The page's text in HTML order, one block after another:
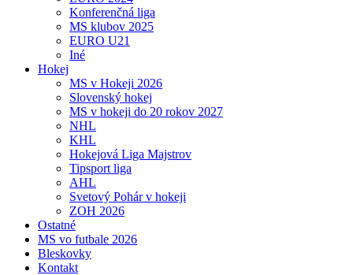
Konferenčná liga
MS klubov 2025
EURO U21
Iné
Hokej
MS v Hokeji 2026
Slovenský hokej
MS v hokeji do 20 rokov 2027
NHL
KHL
Hokejová Liga Majstrov
Tipsport liga
AHL
Svetový Pohár v hokeji
ZOH 2026
Ostatné
MS vo futbale 2026
Bleskovky
Kontakt